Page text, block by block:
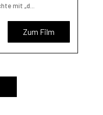
mit „d...
Zum Film